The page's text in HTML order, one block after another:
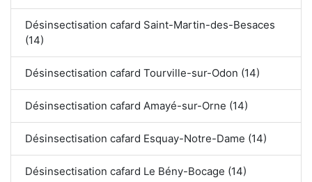
Désinsectisation cafard Saint-Martin-des-Besaces
(14)
Désinsectisation cafard Tourville-sur-Odon (14)
Désinsectisation cafard Amayé-sur-Orne (14)
Désinsectisation cafard Esquay-Notre-Dame (14)
Désinsectisation cafard Le Bény-Bocage (14)